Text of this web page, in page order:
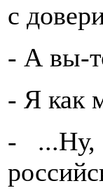
с
- А вы-
- Я как
- ...Ну,